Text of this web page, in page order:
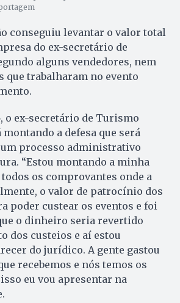
conseguiu levantar o valor total
do ex-secretário de
alguns vendedores, nem
que trabalharam no evento
, o ex-secretário de Turismo
a defesa que será
processo administrativo
“Estou montando a minha
os comprovantes onde a
o valor de patrocínio dos
poder custear os eventos e foi
o dinheiro seria revertido
dos custeios e aí estou
do jurídico. A gente gastou
recebemos e nós temos os
eu vou apresentar na